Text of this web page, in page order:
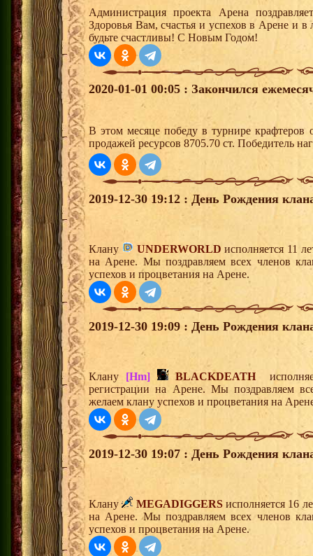
Администрация проекта Арена
Здоровья Вам, счастья и успехов в Арене и
будьте счастливы! С Новым Годом!
2020-01-01 00:05 : Закончился
В этом месяце победу в турнире крафтеров
продажей ресурсов 8705.70 ст. Победитель
2019-12-30 19:12 : День Рождения
Клану UNDERWORLD исполняется 11
на Арене. Мы поздравляем всех членов
успехов и процветания на Арене.
2019-12-30 19:09 : День Рождения
Клану [Hm] BLACKDEATH
регистрации на Арене. Мы поздравляем
желаем клану успехов и процветания на
2019-12-30 19:07 : День Рождения
Клану MEGADIGGERSисполняется 16
на Арене. Мы поздравляем всех членов
успехов и процветания на Арене.